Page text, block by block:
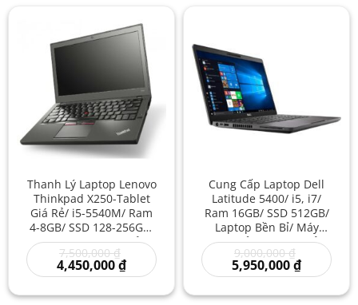
Thanh Lý Laptop Lenovo
Thinkpad X250-Tablet
Giá Rẻ/ i5-5540M/ Ram
4-8GB/ SSD 128-256GB/
Mua Laptop Giá Rẻ/
Laptop Touch screen
Máy Tính Cảm Ứng Cũ
7,500,000₫
gốc
là:
7,500,000 ₫.
4,450,000₫Giá
hiện
là:
Cung Cấp Laptop Dell
Latitude 5400/ i5, i7/
Ram 16GB/ SSD 512GB/
Laptop Bền Bỉ/ Máy
Tính Bảo Mật Giá Rẻ/
Laptop Mới Cũ Tphcm
Like New
9,000,000₫
gốc
là:
9,000,000
5,950,000₫Giá
hiện
là: